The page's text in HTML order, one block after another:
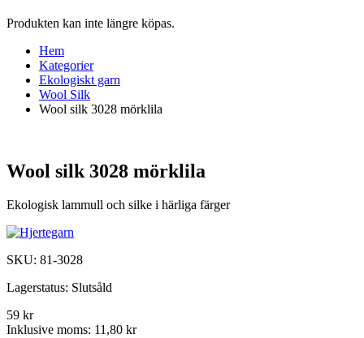
Produkten kan inte längre köpas.
Hem
Kategorier
Ekologiskt garn
Wool Silk
Wool silk 3028 mörklila
Wool silk 3028 mörklila
Ekologisk lammull och silke i härliga färger
SKU: 81-3028
Lagerstatus: Slutsåld
59 kr
Inklusive moms: 11,80 kr